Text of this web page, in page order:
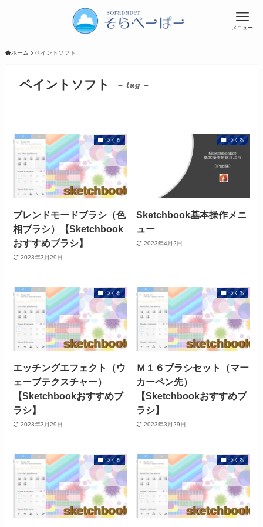
メニュー
ホーム ペイントソフト
ペイントソフト – tag –
つくる
ブレンドモードブラシ（色
相ブラシ）【Sketchbook
おすすめブラシ】
2023年3月29日
つくる
Sketchbook基本操作メニ
ュー
2023年4月2日
つくる
エッチングエフェクト（ウ
ェーブテクスチャー）
【Sketchbookおすすめブ
ラシ】
2023年3月29日
つくる
Ｍ１６ブラシセット（マー
カーペン先）
【Sketchbookおすすめブ
ラシ】
2023年3月29日
つくる つくる